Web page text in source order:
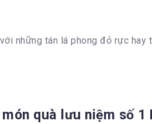
những tán lá phong đỏ rực hay
quà lưu niệm số 1